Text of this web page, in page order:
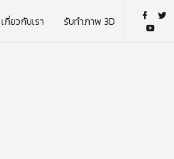
เกี่ยวกับเรา รับทำภาพ 3D